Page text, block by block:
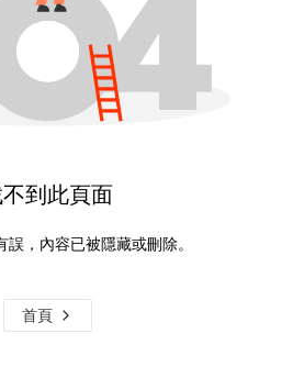
到此頁面
，內容已被隱藏或刪除。
首頁